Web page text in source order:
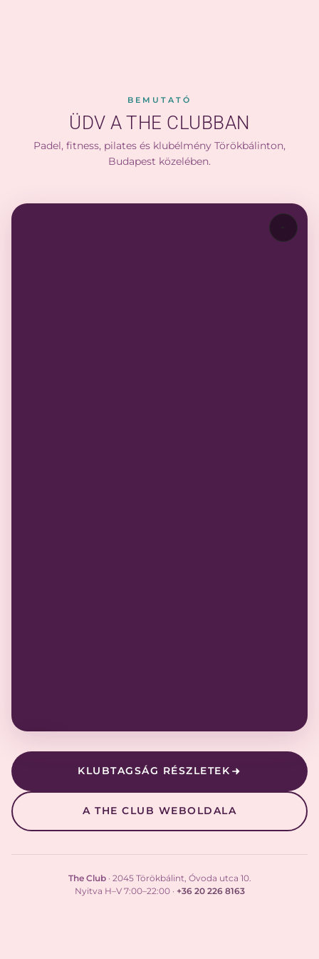
BEMUTATÓ
ÜDV A THE CLUBBAN
Padel, fitness, pilates és klubélmény Törökbálinton,
Budapest közelében.
KLUBTAGSÁG RÉSZLETEK
A THE CLUB WEBOLDALA
The Club· 2045 Törökbálint, Óvoda utca 10.
Nyitva H–V 7:00–22:00 · +36 20 226 8163